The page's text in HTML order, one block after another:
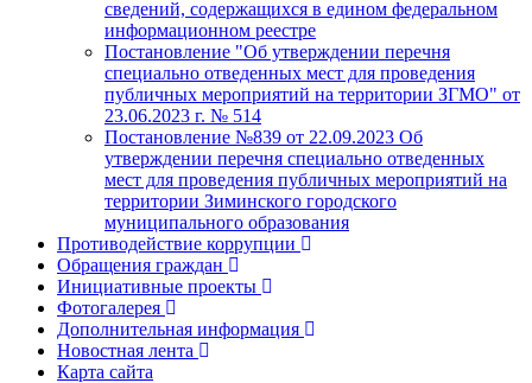
сведений, содержащихся в едином федеральном
информационном реестре
Постановление "Об утверждении перечня
специально отведенных мест для проведения
публичных мероприятий на территории ЗГМО" от
23.06.2023 г. № 514
Постановление №839 от 22.09.2023 Об
утверждении перечня специально отведенных
мест для проведения публичных мероприятий на
территории Зиминского городского
муниципального образования
Противодействие коррупции
Обращения граждан
Инициативные проекты
Фотогалерея
Дополнительная информация
Новостная лента
Карта сайта